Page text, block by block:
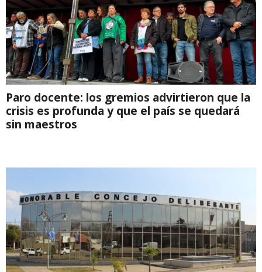
Paro docente: los gremios advirtieron que la
crisis es profunda y que el país se quedará
sin maestros